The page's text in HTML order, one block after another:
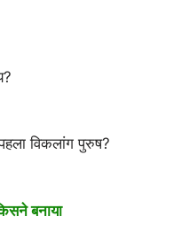
विकलांग पुरुष?
बनाया